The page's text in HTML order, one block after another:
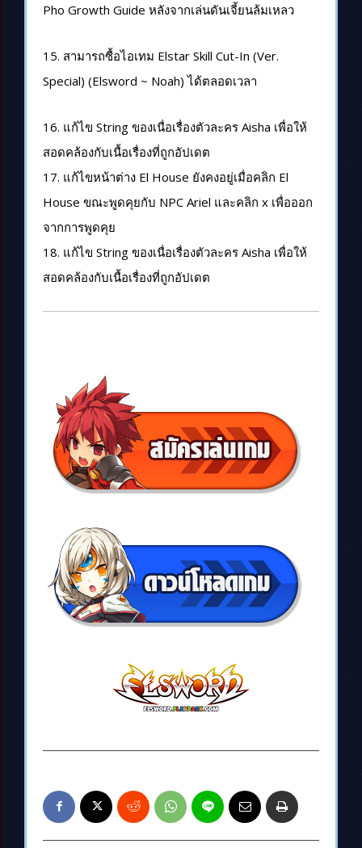
Pho Growth Guide หลังจากเล่นดันเจี้ยนล้มเหลว
15. สามารถซื้อไอเทม Elstar Skill Cut-In (Ver.
Special) (Elsword ~ Noah) ได้ตลอดเวลา
16. แก้ไข String ของเนื่อเรื่องตัวละคร Aisha เพื่อให้
สอดคล้องกับเนื้อเรื่องที่ถูกอัปเดต
17. แก้ไขหน้าต่าง El House ยังคงอยู่เมื่อคลิก El
House ขณะพูดคุยกับ NPC Ariel และคลิก x เพื่อออก
จากการพูดคุย
1 8. แก้ไข String ของเนื่อเรื่องตัวละคร Aisha เพื่อให้
สอดคล้องกับเนื้อเรื่องที่ถูกอัปเดต